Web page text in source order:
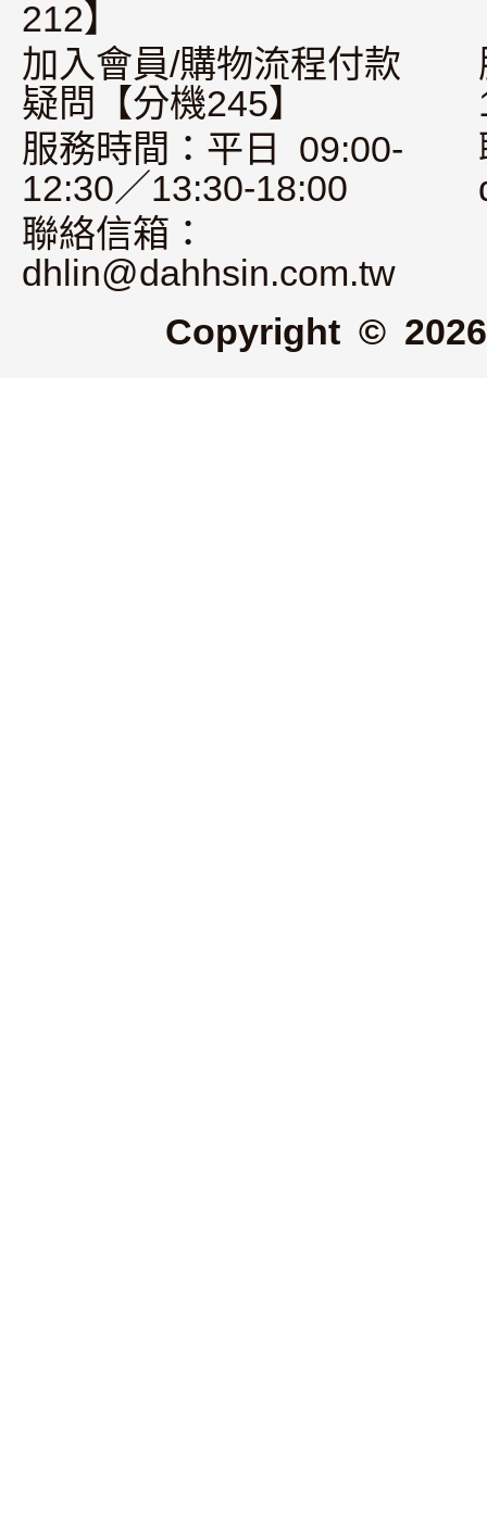
212】
加入會員/購物流程付款
疑問【分機245】
服務時間：平日 09:00-
12:30／13:30-18:00
聯絡信箱：
dhlin@dahhsin.com.tw
Copyright ©